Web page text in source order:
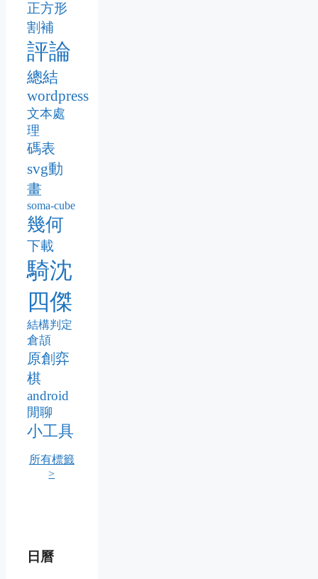
正方形
割補
評論
總結
wordpress
文本處
理
碼表
svg動
畫
soma-cube
幾何
下載
騎沈
四傑
結構判定
倉頡
原創弈
棋
android
閒聊
小工具
所有標籤
>
日曆